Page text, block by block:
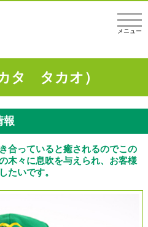
メニュー
タ タカオ）
報
合っていると癒されるのでこの
木々に息吹を与えられ、お客様
たいです。